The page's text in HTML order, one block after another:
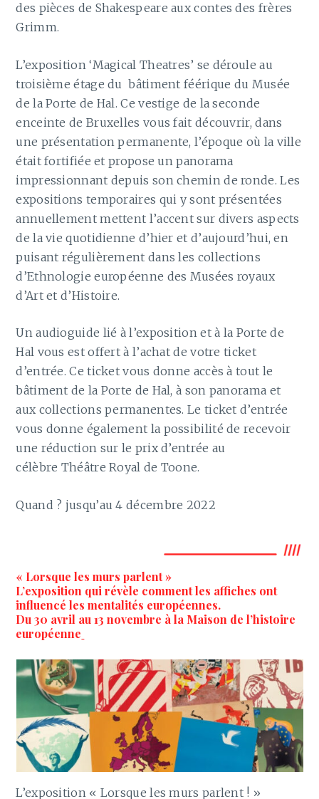
des pièces de Shakespeare aux contes des frères
Grimm.
L’exposition ‘Magical Theatres’ se déroule au
troisième étage du bâtiment féérique du Musée
de la Porte de Hal. Ce vestige de la seconde
enceinte de Bruxelles vous fait découvrir, dans
une présentation permanente, l’époque où la ville
était fortifiée et propose un panorama
impressionnant depuis son chemin de ronde. Les
expositions temporaires qui y sont présentées
annuellement mettent l’accent sur divers aspects
de la vie quotidienne d’hier et d’aujourd’hui, en
puisant régulièrement dans les collections
d’Ethnologie européenne des Musées royaux
d’Art et d’Histoire.
Un audioguide lié à l’exposition et à la Porte de
Hal vous est offert à l’achat de votre ticket
d’entrée. Ce ticket vous donne accès à tout le
bâtiment de la Porte de Hal, à son panorama et
aux collections permanentes. Le ticket d’entrée
vous donne également la possibilité de recevoir
une réduction sur le prix d’entrée au
célèbre Théâtre Royal de Toone.
Quand ? jusqu’au 4 décembre 2022
« Lorsque les murs parlent »
L’exposition qui révèle comment les affiches ont
influencé les mentalités européennes.
Du 30 avril au 13 novembre à la Maison de l’histoire
européenne
L’exposition « Lorsque les murs parlent ! »